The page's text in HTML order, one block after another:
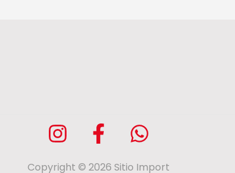
Copyright © 2026 Sitio Import